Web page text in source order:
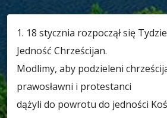
1. 18 stycznia rozpoczął się
Jedność Chrześcijan.
Modlimy, aby podzieleni
prawosławni i protestanci
dążyli do powrotu do jedności